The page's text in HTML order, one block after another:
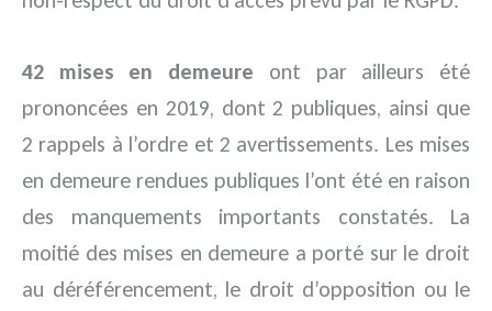
42 mises en demeure ont par ailleurs été
prononcées en 2019, dont 2 publiques, ainsi que
2 rappels à l’ordre et 2 avertissements. Les mises
en demeure rendues publiques l’ont été en raison
des manquements importants constatés. La
moitié des mises en demeure a porté sur le droit
au déréférencement, le droit d’opposition ou le